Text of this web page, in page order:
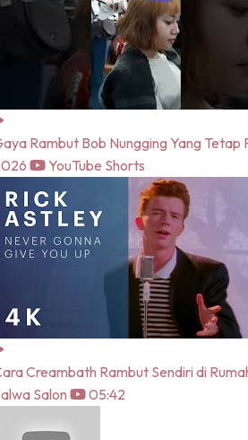
Rambut Bob Nungging Yang Tetap
YouTube Shorts
Creambath Rambut Sendiri di
Salon
05:42